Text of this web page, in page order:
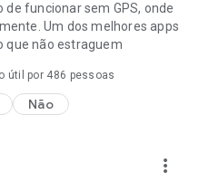
funcionar sem GPS, onde
Um dos melhores apps
que não estraguem
útil por 486 pessoas
Não
more_vert